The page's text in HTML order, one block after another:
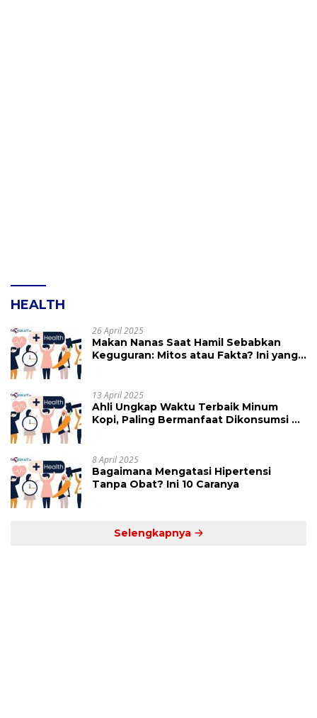
HEALTH
26 April 2025
Makan Nanas Saat Hamil Sebabkan
Keguguran: Mitos atau Fakta? Ini yang
13 April 2025
Ahli Ungkap Waktu Terbaik Minum
Kopi, Paling Bermanfaat Dikonsumsi di
8 April 2025
Bagaimana Mengatasi Hipertensi
Tanpa Obat? Ini 10 Caranya
Selengkapnya